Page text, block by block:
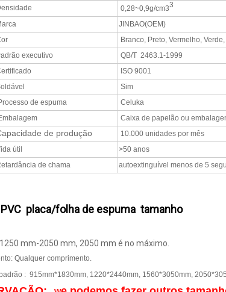
0,28~0,9g/cm33
JINBAO(OEM)
Branco, Preto, Vermelho,
executivo
QB/T 2463.1-1999
ISO 9001
Sim
de espuma
Celuka
Caixa de papelão ou
de produção
10.000 unidades por mês
útil
>50 anos
de chama
autoextinguível menos de 5
placa/folha de espuma tamanho
mm-2050 mm, 2050 mm é no máximo.
Qualquer comprimento.
: 915mm*1830mm, 1220*2440mm, 1560*3050mm,